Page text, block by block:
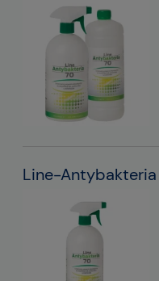
Line-